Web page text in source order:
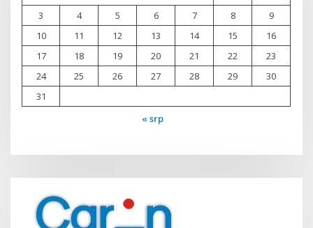
3
4 5 6 7 8
9
10
11 12 13 14 15
16
17
18 19 20 21 22
23
24
25 26 27 28 29
30
31
« srp